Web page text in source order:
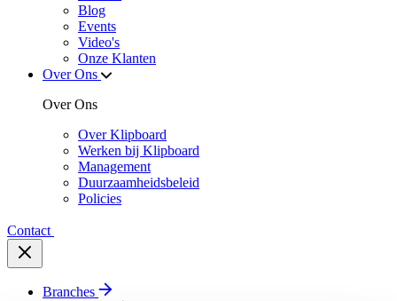
Blog
Events
Video's
Onze Klanten
Over Ons
Over Ons
Over Klipboard
Werken bij Klipboard
Management
Duurzaamheidsbeleid
Policies
Contact
Branches